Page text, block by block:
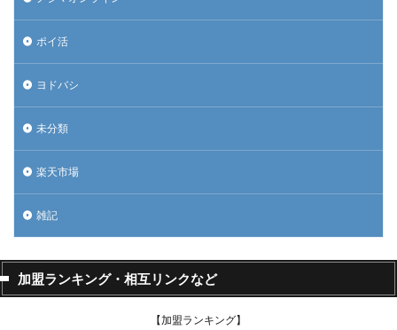
ポイ活
ヨドバシ
未分類
楽天市場
雑記
加盟ランキング・相互リンクなど
【加盟ランキング】